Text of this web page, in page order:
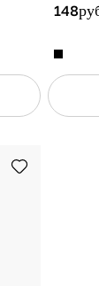
148